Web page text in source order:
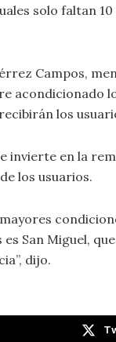
solo faltan
Campos,
acondicionado
los
invierte en la
los usuarios.
San Miguel,
dijo.